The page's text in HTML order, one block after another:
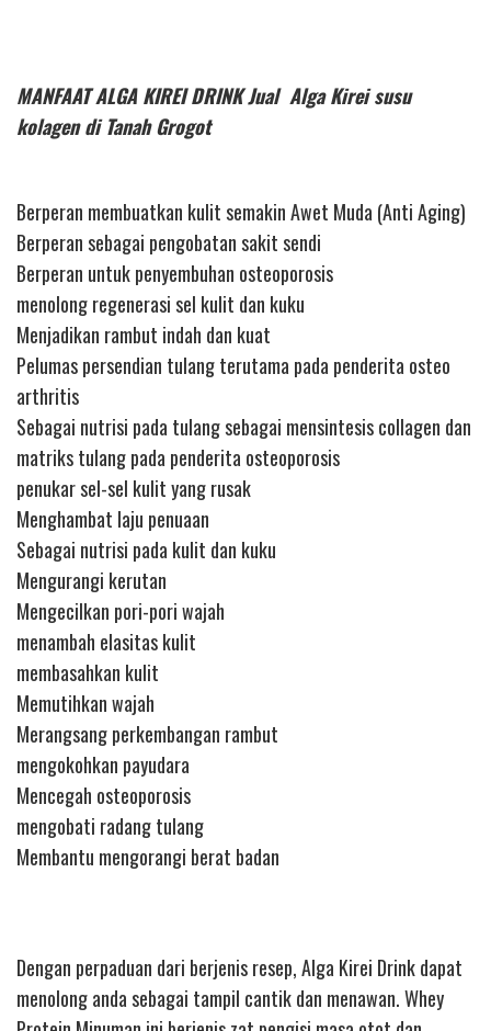
MANFAAT ALGA KIREI DRINK Jual Alga Kirei susu
kolagen di Tanah Grogot
Berperan membuatkan kulit semakin Awet Muda (Anti Aging)
Berperan sebagai pengobatan sakit sendi
Berperan untuk penyembuhan osteoporosis
menolong regenerasi sel kulit dan kuku
Menjadikan rambut indah dan kuat
Pelumas persendian tulang terutama pada penderita osteo
arthritis
Sebagai nutrisi pada tulang sebagai mensintesis collagen dan
matriks tulang pada penderita osteoporosis
penukar sel-sel kulit yang rusak
Menghambat laju penuaan
Sebagai nutrisi pada kulit dan kuku
Mengurangi kerutan
Mengecilkan pori-pori wajah
menambah elasitas kulit
membasahkan kulit
Memutihkan wajah
Merangsang perkembangan rambut
mengokohkan payudara
Mencegah osteoporosis
mengobati radang tulang
Membantu mengorangi berat badan
Dengan perpaduan dari berjenis resep, Alga Kirei Drink dapat
menolong anda sebagai tampil cantik dan menawan. Whey